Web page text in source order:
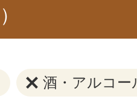
酒・アルコー